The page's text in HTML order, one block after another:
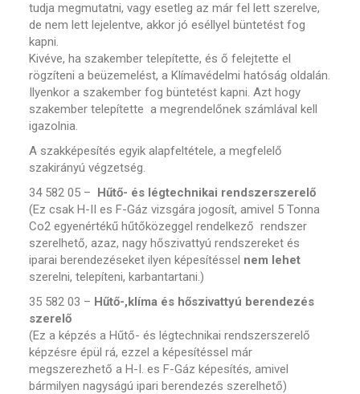
tudja megmutatni, vagy esetleg az már fel lett szerelve,
de nem lett lejelentve, akkor jó eséllyel büntetést fog
kapni.
Kivéve, ha szakember telepítette, és ő felejtette el
rögzíteni a beüzemelést, a Klímavédelmi hatóság oldalán.
Ilyenkor a szakember fog büntetést kapni. Azt hogy
szakember telepítette a megrendelőnek számlával kell
igazolnia.
A szakképesítés egyik alapfeltétele, a megfelelő
szakirányú végzetség.
34 582 05 – Hűtő- és légtechnikai rendszerszerelő
(Ez csak H-II es F-Gáz vizsgára jogosít, amivel 5 Tonna
Co2 egyenértékű hűtőközeggel rendelkező rendszer
szerelhető, azaz, nagy hőszivattyú rendszereket és
iparai berendezéseket ilyen képesítéssel nem lehet
szerelni, telepíteni, karbantartani.)
35 582 03 – Hűtő-,klíma és hőszivattyú berendezés
szerelő
(Ez a képzés a Hűtő- és légtechnikai rendszerszerelő
képzésre épül rá, ezzel a képesítéssel már
megszerezhető a H-I. es F-Gáz képesítés, amivel
bármilyen nagyságú ipari berendezés szerelhető)